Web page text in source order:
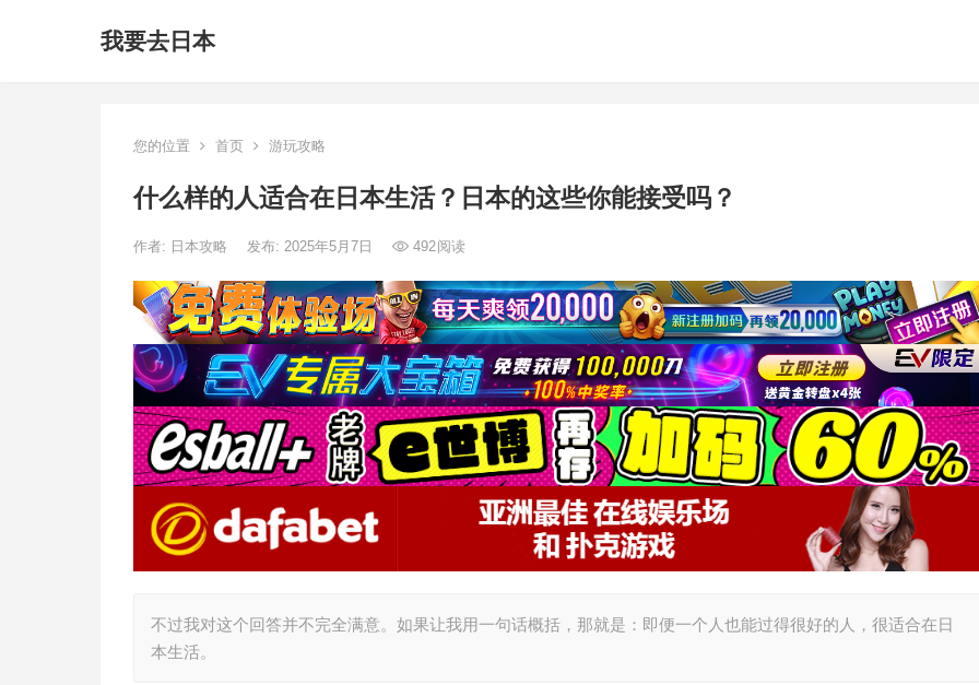
我要去日本
您的位置 首页 游玩攻略
什么样的人适合在日本生活？日本的这些你能接受吗？
作者: 日本攻略 发布: 2025年5月7日 492阅读
不过我对这个回答并不完全满意。如果让我用一句话概括，那就是：即便一个人也能过得很好的人，很适合在日
本生活。